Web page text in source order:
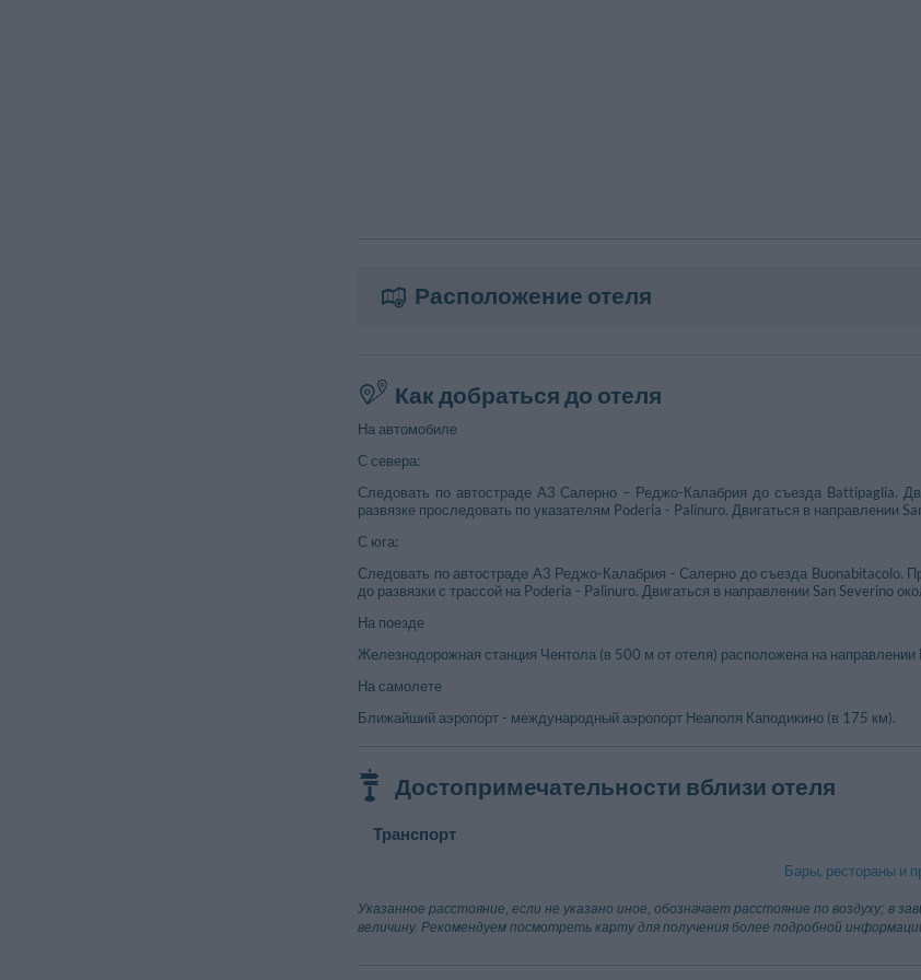
Расположение отеля
Как добраться до отеля
На автомобиле
С севера:
Следовать по автостраде A3 Салерно – Реджо-Калабрия до съезда Battipaglia.
развязке проследовать по указателям Poderia - Palinuro. Двигаться в направлении
С юга:
Следовать по автостраде A3 Реджо-Калабрия - Салерно до съезда Buonabitacolo.
до развязки с трассой на Poderia - Palinuro. Двигаться в направлении San Severino
На поезде
Железнодорожная станция Чентола (в 500 м от отеля) расположена на
На самолете
Ближайший аэропорт - международный аэропорт Неаполя Каподикино (в 175 км).
Достопримечательности вблизи отеля
Транспорт
Centola 290 m
San Severino
Бары, рестораны и
Указанное расстояние, если не указано иное, обозначает расстояние по воздуху;
величину. Рекомендуем посмотреть карту для получения более подробной